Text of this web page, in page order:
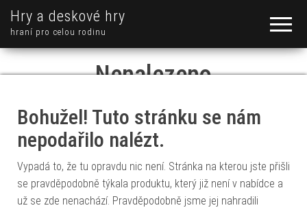
Hry a deskové hry
hraní pro celou rodinu
Nenalezeno
Bohužel! Tuto stránku se nám
nepodařilo nalézt.
Vypadá to, že tu opravdu nic není. Stránka na kterou jste přišli
se pravděpodobně týkala produktu, který již není v nabídce a
už se zde nenachází. Pravděpodobně jsme jej nahradili